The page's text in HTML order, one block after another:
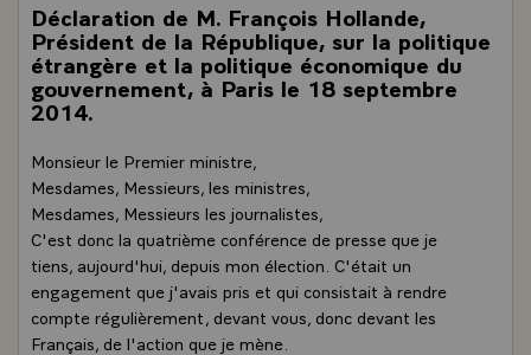
Déclaration de M. François Hollande,
Président de la République, sur la politique
étrangère et la politique économique du
gouvernement, à Paris le 18 septembre
2014.
Monsieur le Premier ministre,
Mesdames, Messieurs, les ministres,
Mesdames, Messieurs les journalistes,
C'est donc la quatrième conférence de presse que je
tiens, aujourd'hui, depuis mon élection. C'était un
engagement que j'avais pris et qui consistait à rendre
compte régulièrement, devant vous, donc devant les
Français, de l'action que je mène.